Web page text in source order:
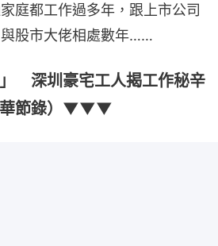
庭都工作過多年，跟上市公司
股市大佬相處數年……
」 深圳豪宅工人揭工作秘辛
華節錄）▼▼▼